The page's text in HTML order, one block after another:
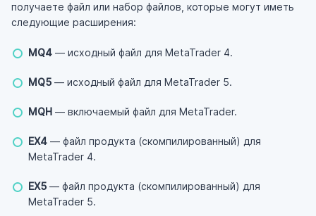
получаете файл или набор файлов, которые могут иметь
следующие расширения:
MQ4 — исходный файл для MetaTrader 4.
MQ5 — исходный файл для MetaTrader 5.
MQH — включаемый файл для MetaTrader.
EX4 — файл продукта (скомпилированный) для
MetaTrader 4.
EX5 — файл продукта (скомпилированный) для
MetaTrader 5.